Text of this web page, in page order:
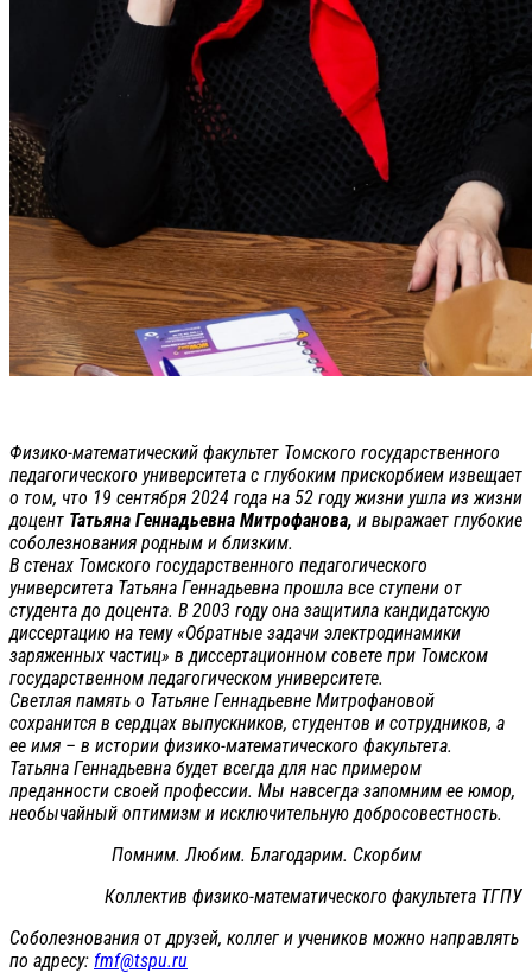
Физико-математический факультет Томского государственного
педагогического университета с глубоким прискорбием извещает
о том, что 19 сентября 2024 года на 52 году жизни ушла из жизни
доцент Татьяна Геннадьевна Митрофанова, и выражает глубокие
соболезнования родным и близким.
В стенах Томского государственного педагогического
университета Татьяна Геннадьевна прошла все ступени от
студента до доцента. В 2003 году она защитила кандидатскую
диссертацию на тему «Обратные задачи электродинамики
заряженных частиц» в диссертационном совете при Томском
государственном педагогическом университете.
Светлая память о Татьяне Геннадьевне Митрофановой
сохранится в сердцах выпускников, студентов и сотрудников, а
ее имя – в истории физико-математического факультета.
Татьяна Геннадьевна будет всегда для нас примером
преданности своей профессии. Мы навсегда запомним ее юмор,
необычайный оптимизм и исключительную добросовестность.
Помним. Любим. Благодарим. Скорбим
Коллектив физико-математического факультета ТГПУ
Соболезнования от друзей, коллег и учеников можно направлять
по адресу: fmf@tspu.ru